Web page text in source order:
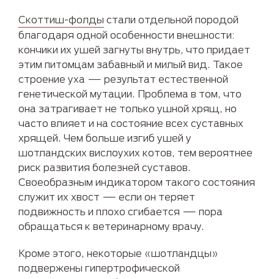
Скоттиш-фолды стали отдельной породой
благодаря одной особенности внешности:
кончики их ушей загнуты внутрь, что придает
этим питомцам забавный и милый вид. Такое
строение уха — результат естественной
генетической мутации. Проблема в том, что
она затрагивает не только ушной хрящ, но
часто влияет и на состояние всех суставных
хрящей. Чем больше изгиб ушей у
шотландских вислоухих котов, тем вероятнее
риск развития болезней суставов.
Своеобразным индикатором такого состояния
служит их хвост — если он теряет
подвижность и плохо сгибается — пора
обращаться к ветеринарному врачу.
Кроме этого, некоторые «шотландцы»
подвержены гипертрофической